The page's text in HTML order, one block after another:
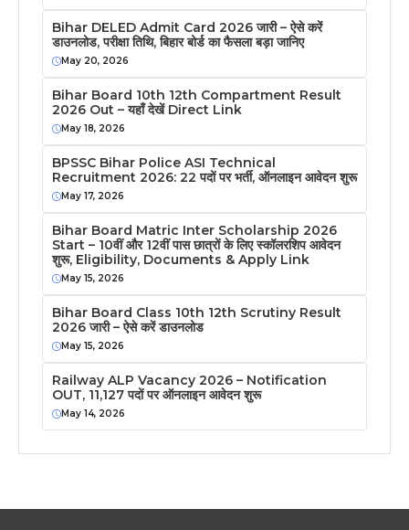
Bihar DELED Admit Card 2026 जारी – ऐसे करें
डाउनलोड, परीक्षा तिथि, बिहार बोर्ड का फैसला बड़ा जानिए
May 20, 2026
Bihar Board 10th 12th Compartment Result
2026 Out – यहाँ देखें Direct Link
May 18, 2026
BPSSC Bihar Police ASI Technical
Recruitment 2026: 22 पदों पर भर्ती, ऑनलाइन आवेदन शुरू
May 17, 2026
Bihar Board Matric Inter Scholarship 2026
Start – 10वीं और 12वीं पास छात्रों के लिए स्कॉलरशिप आवेदन
शुरू, Eligibility, Documents & Apply Link
May 15, 2026
Bihar Board Class 10th 12th Scrutiny Result
2026 जारी – ऐसे करें डाउनलोड
May 15, 2026
Railway ALP Vacancy 2026 – Notification
OUT, 11,127 पदों पर ऑनलाइन आवेदन शुरू
May 14, 2026